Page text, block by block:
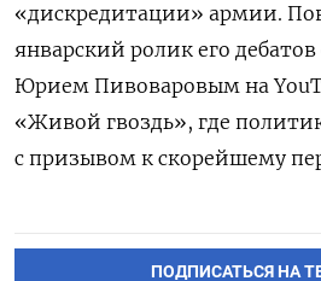
«дискредитации» армии.
январский ролик его
Юрием Пивоваровым на
«Живой гвоздь», где
с призывом к скорейшему
ПОДПИСАТЬСЯ НА